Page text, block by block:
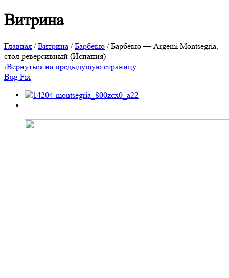
Витрина
Главная /Витрина /Барбекю / Барбекю — Argemi Montsegria,
стол реверсивный (Испания)
‹Вернуться на предыдущую страницу
Bug Fix